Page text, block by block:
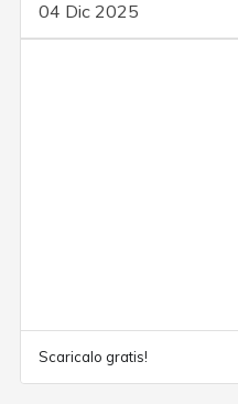
04 Dic 2025
Scaricalo gratis!